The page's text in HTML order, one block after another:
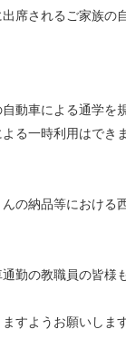
席されるご家族の
による通学を
時利用はできま
品等における西
教職員の皆様も
うお願いします